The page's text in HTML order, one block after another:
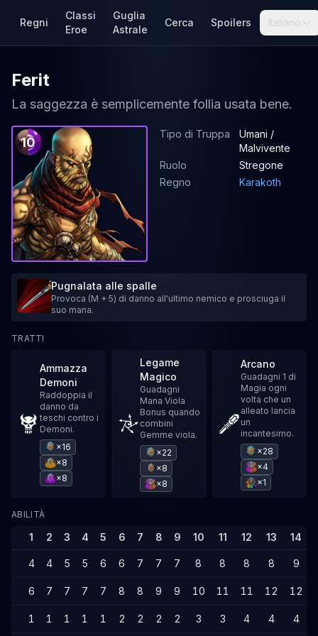
Regni
Classi
Eroe
Guglia
Astrale
Cerca Spoilers Italiano
Ferit
La saggezza è semplicemente follia usata bene.
10
Tipo di Truppa
Umani /
Malvivente
Ruolo
Stregone
Regno
Karakoth
Pugnalata alle spalle
Provoca (M + 5) di danno all'ultimo nemico e prosciuga il
suo mana.
TRATTI
Ammazza
Demoni
Raddoppia il
danno da
teschi contro i
Demoni.
×16
×8
×8
Legame
Magico
Guadagni
Mana Viola
Bonus quando
combini
Gemme viola.
×22
×8
×8
Arcano
Guadagni 1 di
Magia ogni
volta che un
alleato lancia
un
incantesimo.
×28
×4
×1
ABILITÀ
1 2 3 4 5 6 7 8 9 10 11 12 13 14
4 4 5 5 6 6 7 7 7 8 8 8 8 9
6 7 7 7 7 8 8 9 9 10 11 11 12 12
1 1 1 1 1 2 2 2 2 3 3 4 4 4